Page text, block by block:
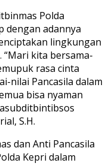
Polda
dengan adannya
lingkungan
kita bersama-
rasa cinta
nilai Pancasila dalam
bisa nyaman
S.H.
dan Anti Pancasila
Kepri dalam